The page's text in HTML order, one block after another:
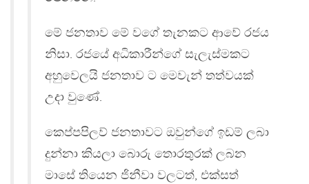
මේ ජනතාව මේ වගේ තැනකට ආවේ රජය
නිසා. රජයේ අධිකාරීන්ගේ සැලැස්මකට
අහුවෙලයි ජනතාව ට මෙවැන් තත්වයක්
උදා වුණේ.
කෙප්පපිලව් ජනතාවට ඔවුන්ගේ ඉඩම් ලබා
දුන්නා කියලා බොරු තොරතුරක් ලබන
මාසේ තියෙන ජිනීවා වලටත්, එක්සත්